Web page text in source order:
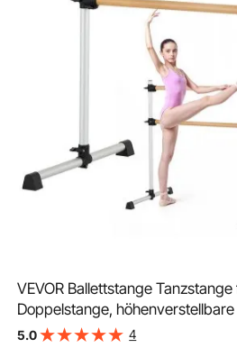
VEVOR Ballettstange
Doppelstange, höhenverstellbare
Stretchstange aus Holz für
5.0 4